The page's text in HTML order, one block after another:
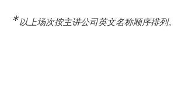
∗以上场次按主讲公司英文名称顺序排列。